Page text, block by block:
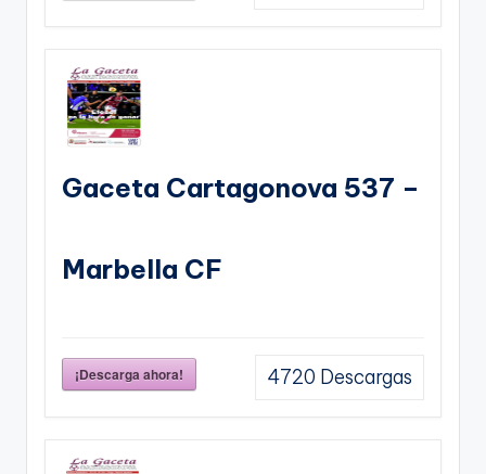
Gaceta Cartagonova 537 –
Marbella CF
¡Descarga ahora! 4720 Descargas